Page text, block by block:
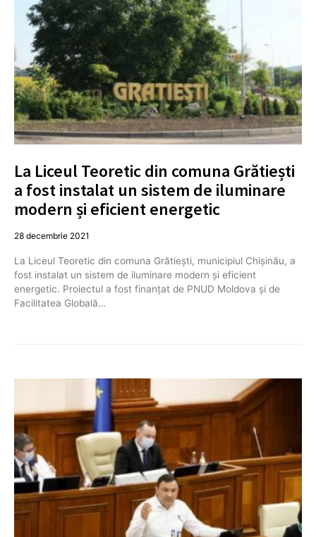
La Liceul Teoretic din comuna Grătiești
a fost instalat un sistem de iluminare
modern și eficient energetic
28 decembrie 2021
La Liceul Teoretic din comuna Grătiești, municipiul Chișinău, a
fost instalat un sistem de iluminare modern și eficient
energetic. Proiectul a fost finanțat de PNUD Moldova și de
Facilitatea Globală…